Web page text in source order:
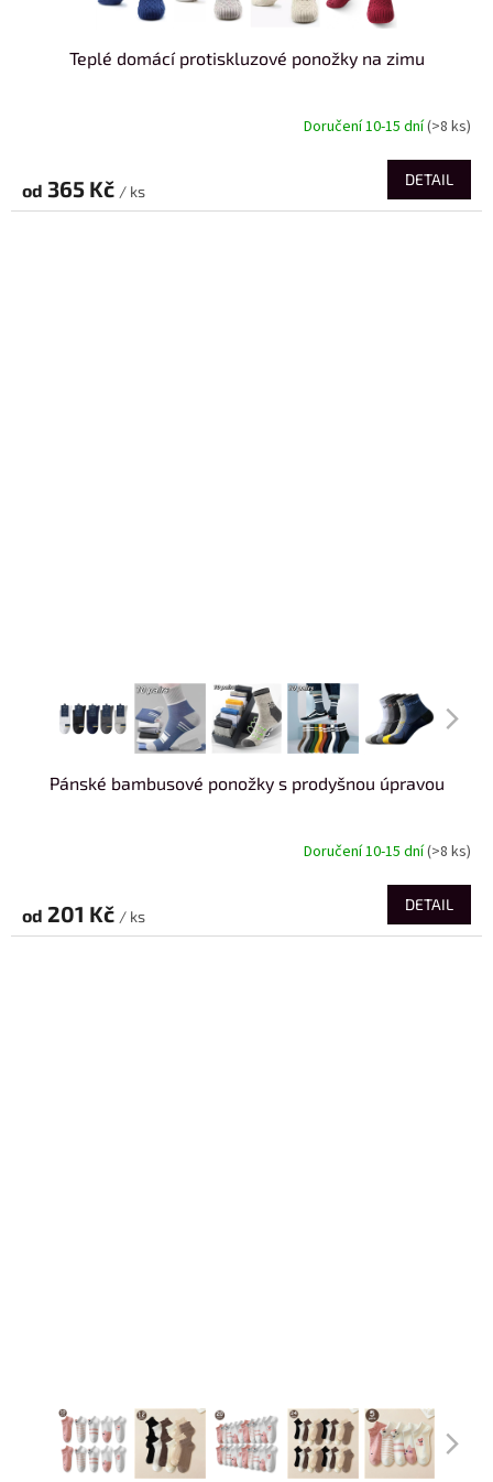
Teplé domácí protiskluzové ponožky na zimu
Doručení 10-15 dní(>8 ks)
od 365 Kč / ks
DETAIL
Pánské bambusové ponožky s prodyšnou úpravou
Doručení 10-15 dní(>8 ks)
od 201 Kč / ks
DETAIL